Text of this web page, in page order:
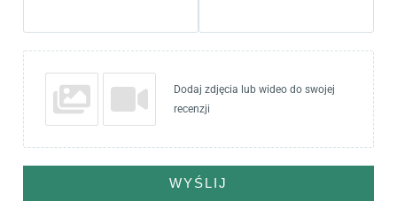
Dodaj zdjęcia lub wideo do swojej
recenzji
WYŚLIJ